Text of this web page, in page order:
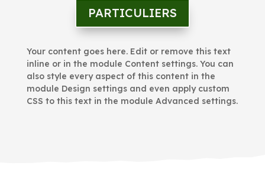
PARTICULIERS
Your content goes here. Edit or remove this text
inline or in the module Content settings. You can
also style every aspect of this content in the
module Design settings and even apply custom
CSS to this text in the module Advanced settings.